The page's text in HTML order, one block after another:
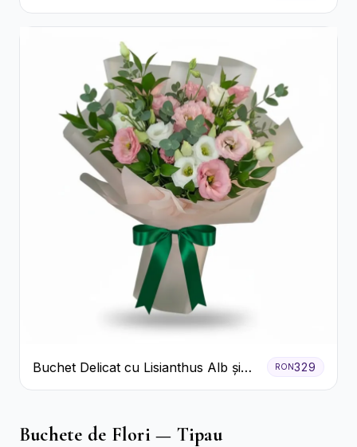
Albi
Buchet Delicat cu Lisianthus Alb și
Roz
RON329
Buchete de Flori — Tipau